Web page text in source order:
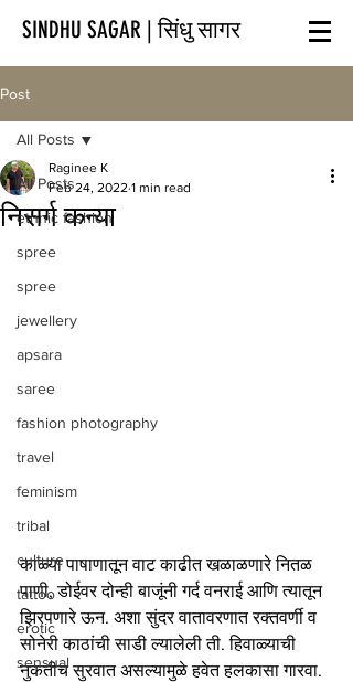
SINDHU SAGAR | सिंधु सागर
Post
All Posts
ethnic fashion
spree
spree
jewellery
apsara
saree
fashion photography
travel
feminism
tribal
culture
tattoo
erotic
sensual
All Posts
निसर्ग कन्या
Raginee K
Feb 24, 2022 1 min read
काळ्या पाषाणातून वाट काढीत खळाळणारे नितळ
पाणी, डोईवर दोन्ही बाजूंनी गर्द वनराई आणि त्यातून
झिरपणारे ऊन. अशा सुंदर वातावरणात रक्तवर्णी व
सोनेरी काठांची साडी ल्यालेली ती. हिवाळ्याची
नुकतीच सुरवात असल्यामुळे हवेत हलकासा गारवा.